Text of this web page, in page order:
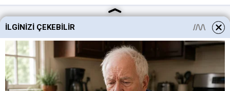
Ankara Haberleri
Keçiören Haberleri
Altındağ Haberleri
Sincan Haberleri
İLGINIZI ÇEKEBILIR